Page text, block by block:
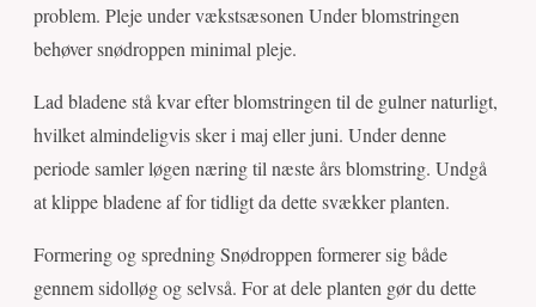
problem. Pleje under vækstsæsonen Under blomstringen
behøver snødroppen minimal pleje.
Lad bladene stå kvar efter blomstringen til de gulner naturligt,
hvilket almindeligvis sker i maj eller juni. Under denne
periode samler løgen næring til næste års blomstring. Undgå
at klippe bladene af for tidligt da dette svækker planten.
Formering og spredning Snødroppen formerer sig både
gennem sidolløg og selvså. For at dele planten gør du dette